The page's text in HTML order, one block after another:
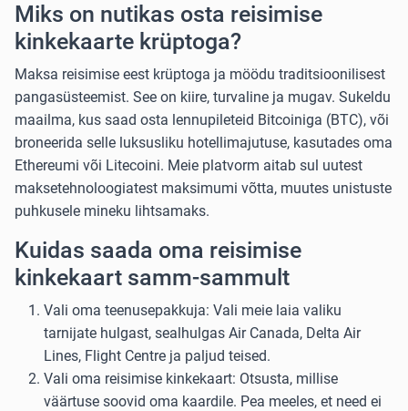
Miks on nutikas osta reisimise
kinkekaarte krüptoga?
Maksa reisimise eest krüptoga ja möödu traditsioonilisest
pangasüsteemist. See on kiire, turvaline ja mugav. Sukeldu
maailma, kus saad osta lennupileteid Bitcoiniga (BTC), või
broneerida selle luksusliku hotellimajutuse, kasutades oma
Ethereumi või Litecoini. Meie platvorm aitab sul uutest
maksetehnoloogiatest maksimumi võtta, muutes unistuste
puhkusele mineku lihtsamaks.
Kuidas saada oma reisimise
kinkekaart samm-sammult
Vali oma teenusepakkuja: Vali meie laia valiku
tarnijate hulgast, sealhulgas Air Canada, Delta Air
Lines, Flight Centre ja paljud teised.
Vali oma reisimise kinkekaart: Otsusta, millise
väärtuse soovid oma kaardile. Pea meeles, et need ei